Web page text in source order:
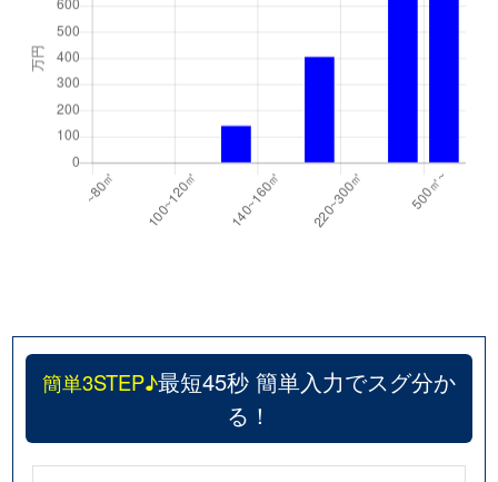
簡単3STEP♪最短45秒 簡単入力でスグ分か
る！